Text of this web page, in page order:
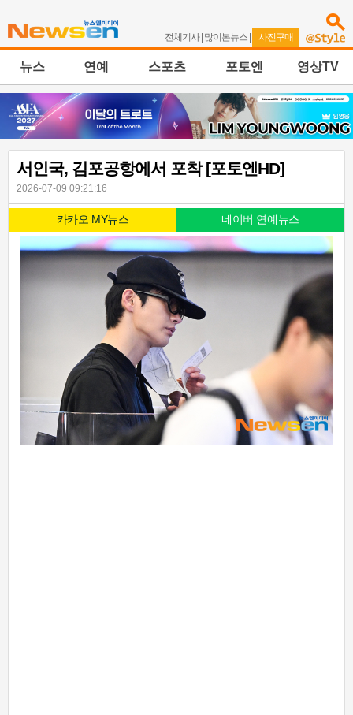
전체기사| 많이본뉴스 | 사진구매
뉴스 연예 스포츠 포토엔 영상TV
서인국, 김포공항에서 포착 [포토엔HD]
2026-07-09 09:21:16
카카오 MY뉴스 네이버 연예뉴스